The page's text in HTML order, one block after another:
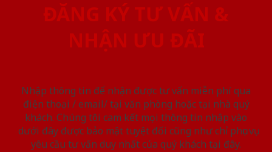
ĐĂNG KÝ TƯ VẤN &
NHẬN ƯU ĐÃI
Nhập thông tin để nhận được tư vấn miễn phí qua
điện thoại / email/ tại văn phòng hoặc tại nhà quý
khách. Chúng tôi cam kết mọi thông tin nhập vào
dưới đây được bảo mật tuyệt đối cũng như chỉ phục vụ
yêu cầu tư vấn duy nhất của quý khách tại đây.